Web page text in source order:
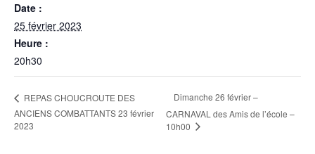
Date :
25 février 2023
Heure :
20h30
REPAS CHOUCROUTE DES
ANCIENS COMBATTANTS 23 février
2023
Dimanche 26 février –
CARNAVAL des Amis de l’école –
10h00